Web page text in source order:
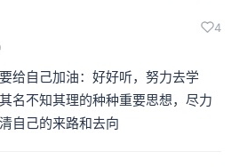
4
给自己加油：好好听，努力去学
名不知其理的种种重要思想，尽力
自己的来路和去向